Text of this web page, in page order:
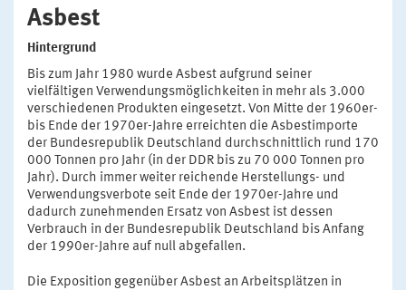
Asbest
Hintergrund
Bis zum Jahr 1980 wurde Asbest aufgrund seiner
vielfältigen Verwendungsmöglichkeiten in mehr als 3.000
verschiedenen Produkten eingesetzt. Von Mitte der 1960er-
bis Ende der 1970er-Jahre erreichten die Asbestimporte
der Bundesrepublik Deutschland durchschnittlich rund 170
000 Tonnen pro Jahr (in der DDR bis zu 70 000 Tonnen pro
Jahr). Durch immer weiter reichende Herstellungs- und
Verwendungsverbote seit Ende der 1970er-Jahre und
dadurch zunehmenden Ersatz von Asbest ist dessen
Verbrauch in der Bundesrepublik Deutschland bis Anfang
der 1990er-Jahre auf null abgefallen.
Die Exposition gegenüber Asbest an Arbeitsplätzen in